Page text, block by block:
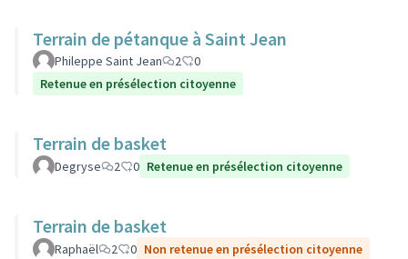
Terrain de pétanque à Saint Jean
Phileppe Saint Jean 2
0
Retenue en présélection citoyenne
Terrain de basket
Degryse 2 0 Retenue en présélection citoyenne
Terrain de basket
Raphaël 2 0 Non retenue en présélection citoyenne